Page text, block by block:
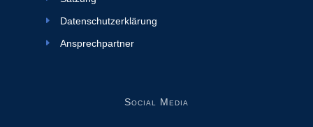
Datenschutzerklärung
Ansprechpartner
Social Media